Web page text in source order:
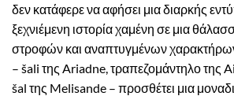
δεν κατάφερε να αφήσει μια διαρκής
ξεχνιέμενη ιστορία χαμένη σε μια
στροφών και αναπτυγμένων
– šali της Ariadne, τραπεζομάντηλο της
šal της Melisande – προσθέτει μια